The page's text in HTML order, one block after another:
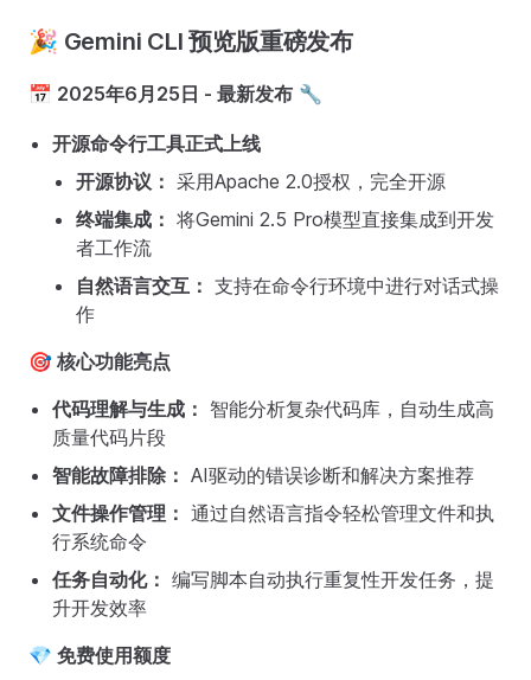
🎉 Gemini CLI 预览版重磅发布
📅 2025年6月25日 - 最新发布 🔧
开源命令行工具正式上线
开源协议： 采用Apache 2.0授权，完全开源
终端集成： 将Gemini 2.5 Pro模型直接集成到开发
者工作流
自然语言交互： 支持在命令行环境中进行对话式操
作
🎯 核心功能亮点
代码理解与生成： 智能分析复杂代码库，自动生成高
质量代码片段
智能故障排除： AI驱动的错误诊断和解决方案推荐
文件操作管理： 通过自然语言指令轻松管理文件和执
行系统命令
任务自动化： 编写脚本自动执行重复性开发任务，提
升开发效率
💎 免费使用额度